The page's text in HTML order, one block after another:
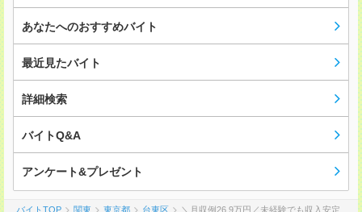
あなたへのおすすめバイト
最近見たバイト
詳細検索
バイトQ&A
アンケート&プレゼント
バイトTOP 関東 東京都 台東区 ＼月収例26.9万円／未経験でも収入安定